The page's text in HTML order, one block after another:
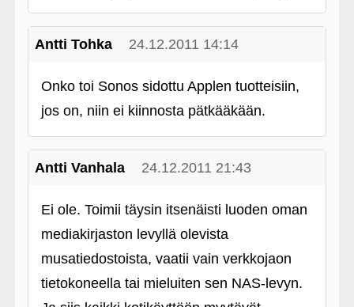
Antti Tohka 24.12.2011 14:14
Onko toi Sonos sidottu Applen tuotteisiin,
jos on, niin ei kiinnosta pätkääkään.
Antti Vanhala 24.12.2011 21:43
Ei ole. Toimii täysin itsenäisti luoden oman
mediakirjaston levyllä olevista
musatiedostoista, vaatii vain verkkojaon
tietokoneella tai mieluiten sen NAS-levyn.